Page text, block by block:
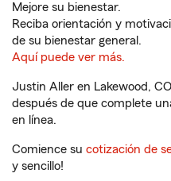
Mejore su bienestar.
Reciba orientación y
de su bienestar general.
Aquí puede ver más.
Justin Aller en Lakewood,
después de que complete
en línea.
Comience su cotización de
y sencillo!